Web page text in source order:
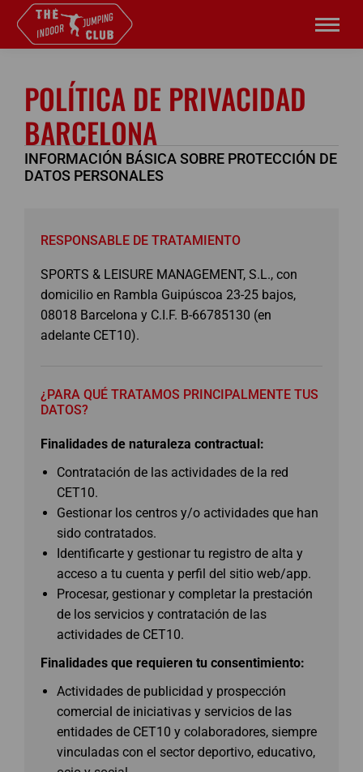
POLÍTICA DE PRIVACIDAD
BARCELONA
INFORMACIÓN BÁSICA SOBRE PROTECCIÓN DE
DATOS PERSONALES
RESPONSABLE DE TRATAMIENTO
SPORTS & LEISURE MANAGEMENT, S.L., con
domicilio en Rambla Guipúscoa 23-25 bajos,
08018 Barcelona y C.I.F. B-66785130 (en
adelante CET10).
¿PARA QUÉ TRATAMOS PRINCIPALMENTE TUS
DATOS?
Finalidades de naturaleza contractual:
Contratación de las actividades de la red
CET10.
Gestionar los centros y/o actividades que han
sido contratados.
Identificarte y gestionar tu registro de alta y
acceso a tu cuenta y perfil del sitio web/app.
Procesar, gestionar y completar la prestación
de los servicios y contratación de las
actividades de CET10.
Finalidades que requieren tu consentimiento:
Actividades de publicidad y prospección
comercial de iniciativas y servicios de las
entidades de CET10 y colaboradores, siempre
vinculadas con el sector deportivo, educativo,